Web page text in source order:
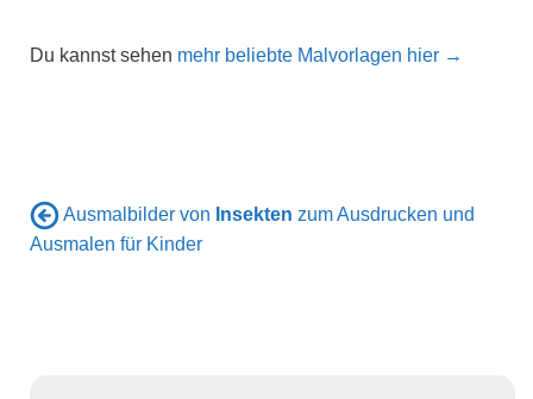
Du kannst sehen mehr beliebte Malvorlagen hier →
Ausmalbilder von Insekten zum Ausdrucken und
Ausmalen für Kinder